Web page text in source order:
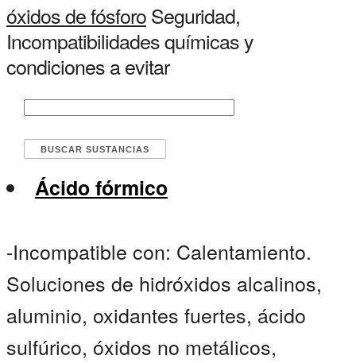
óxidos de fósforoSeguridad,
Incompatibilidades químicas y
condiciones a evitar
Ácido fórmico
-Incompatible con: Calentamiento.
Soluciones de hidróxidos alcalinos,
aluminio, oxidantes fuertes, ácido
sulfúrico, óxidos no metálicos,